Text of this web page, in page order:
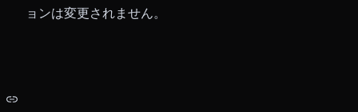
ョンは変更されません。